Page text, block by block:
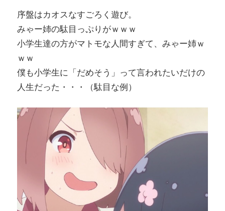
序盤はカオスなすごろく遊び。
みゃー姉の駄目っぷりがｗｗｗ
小学生達の方がマトモな人間すぎて、みゃー姉ｗ
ｗｗ
僕も小学生に「だめそう」って言われたいだけの
人生だった・・・（駄目な例）